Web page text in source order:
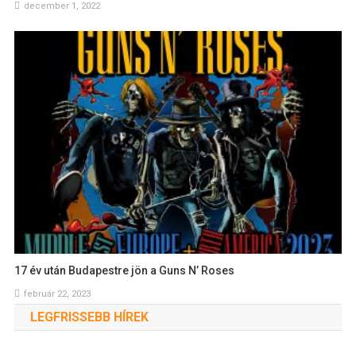
december 1, 2022
17 év után Budapestre jön a Guns N’ Roses
február 22, 2023
LEGFRISSEBB HÍREK